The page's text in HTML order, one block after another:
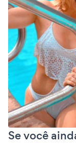
Se você